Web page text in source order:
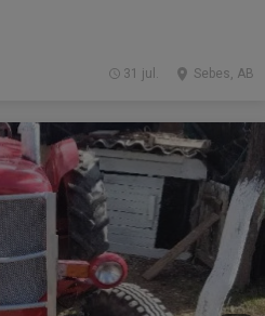
Sebes, AB
31 jul.